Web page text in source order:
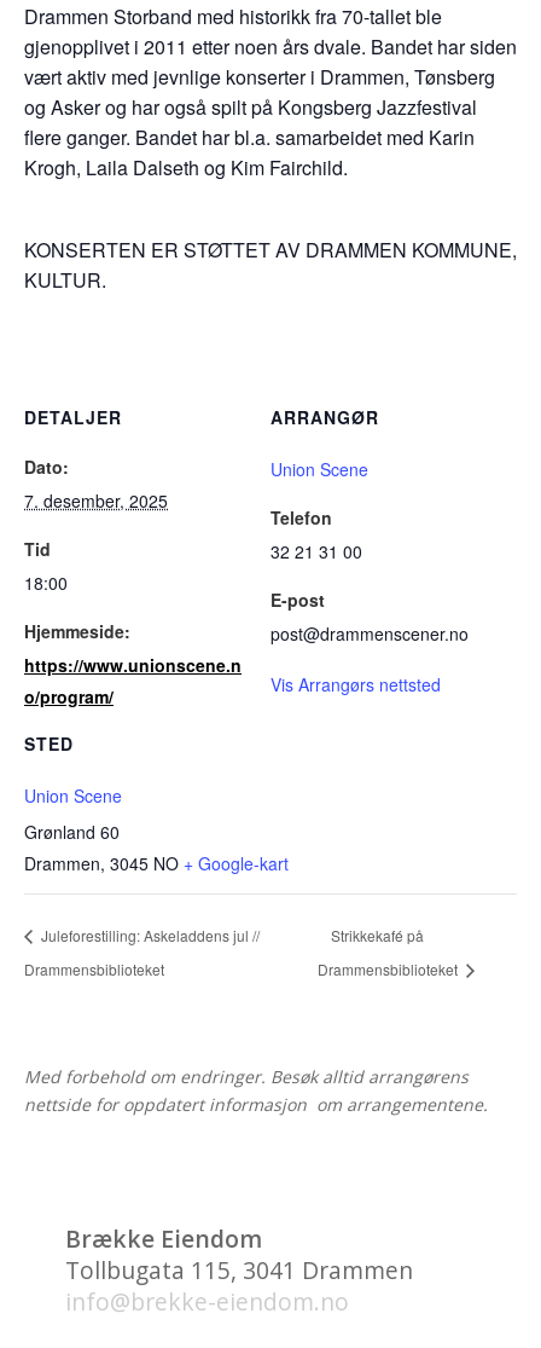
Drammen Storband med historikk fra 70-tallet ble
gjenopplivet i 2011 etter noen års dvale. Bandet har siden
vært aktiv med jevnlige konserter i Drammen, Tønsberg
og Asker og har også spilt på Kongsberg Jazzfestival
flere ganger. Bandet har bl.a. samarbeidet med Karin
Krogh, Laila Dalseth og Kim Fairchild.
KONSERTEN ER STØTTET AV DRAMMEN KOMMUNE,
KULTUR.
DETALJER
Dato:
7. desember, 2025
Tid
18:00
Hjemmeside:
https://www.unionscene.n
o/program/
STED
Union Scene
Grønland 60
Drammen, 3045 NO + Google-kart
ARRANGØR
Union Scene
Telefon
32 21 31 00
E-post
post@drammenscener.no
Vis Arrangørs nettsted
Juleforestilling: Askeladdens jul //
Drammensbiblioteket
Strikkekafé på
Drammensbiblioteket
Med forbehold om endringer. Besøk alltid arrangørens
nettside for oppdatert informasjon om arrangementene.
Brække Eiendom
Tollbugata 115, 3041 Drammen
info@brekke-eiendom.no